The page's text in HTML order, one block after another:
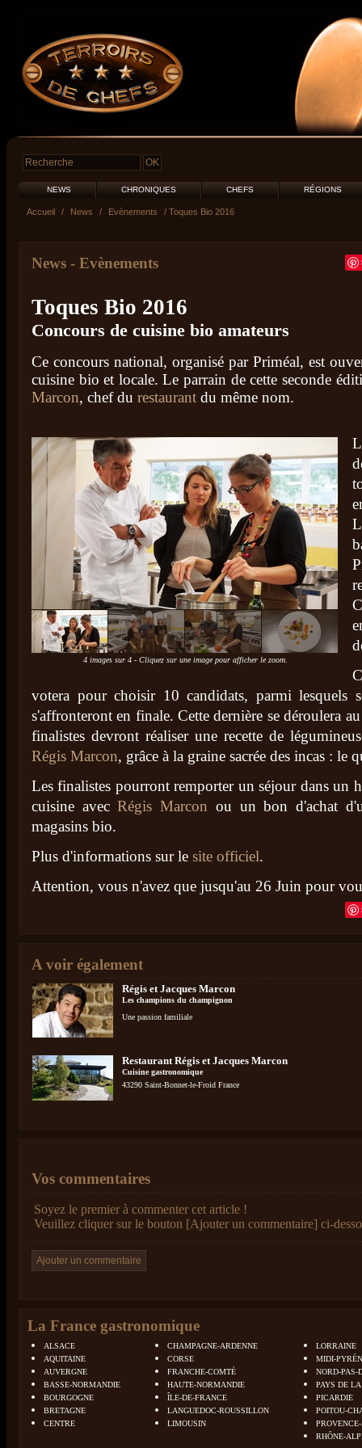
NEWS CHRONIQUES CHEFS RÉGIONS
Accueil / News / Evènements / Toques Bio 2016
News - Evènements
Toques Bio 2016
Concours de cuisine bio amateurs
Ce concours national, organisé par Priméal, est
cuisine bio et locale. Le parrain de cette seconde
Marcon, chef du restaurant du même nom.
4 images sur 4 - Cliquez sur une image pour afficher le zoom.
votera pour choisir 10 candidats, parmi lesquels
s'affronteront en finale. Cette dernière se déroulera
finalistes devront réaliser une recette de
Régis Marcon, grâce à la graine sacrée des incas : le
Les finalistes pourront remporter un séjour dans un
cuisine avecRégis Marcon ou un bon d'achat
magasins bio.
Plus d'informations sur le site officiel.
Attention, vous n'avez que jusqu'au 26 Juin pour
A voir également
Régis et Jacques Marcon
Les champions du champignon
Une passion familiale
Restaurant Régis et Jacques Marcon
Cuisine gastronomique
43290 Saint-Bonnet-le-Froid France
Vos commentaires
Soyez le premier à commenter cet article !
Veuillez cliquer sur le bouton [Ajouter un commentaire] ci-
La France gastronomique
ALSACE
AQUITAINE
AUVERGNE
BASSE-NORMANDIE
BOURGOGNE
BRETAGNE
CENTRE
CHAMPAGNE-ARDENNE
CORSE
FRANCHE-COMTÉ
HAUTE-NORMANDIE
ÎLE-DE-FRANCE
LANGUEDOC-ROUSSILLON
LIMOUSIN
LORRAINE
MIDI-
NORD-PAS-
PAYS DE
PICARDIE
POITOU-
RHÔNE-